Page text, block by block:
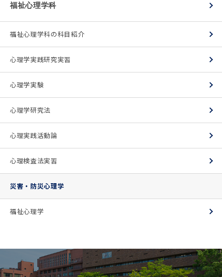
福祉心理学科
福祉心理学科の科目紹介
心理学実践研究実習
心理学実験
心理学研究法
心理実践活動論
心理検査法実習
災害・防災心理学
福祉心理学